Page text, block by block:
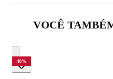
VOCÊ
40%